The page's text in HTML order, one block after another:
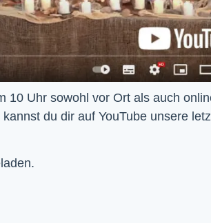
du dir auf YouTube unsere